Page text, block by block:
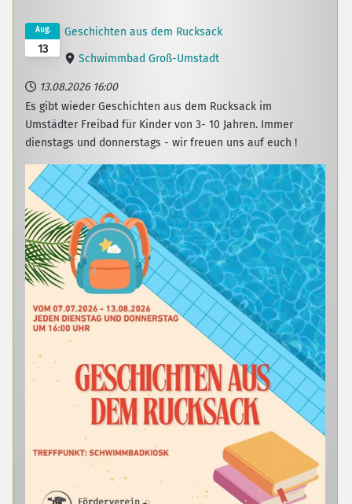
13
Aug. Geschichten aus dem Rucksack
Schwimmbad Groß-Umstadt
13.08.2026 16:00
Es gibt wieder Geschichten aus dem Rucksack im
Umstädter Freibad für Kinder von 3- 10 Jahren. Immer
dienstags und donnerstags - wir freuen uns auf euch !